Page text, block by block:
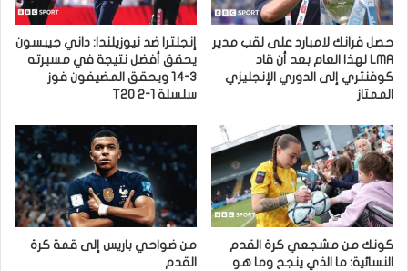
حصل فرانك لامبارد على لقب مدير
LMA لهذا العام بعد أن قاد
كوفنتري إلى الدوري الإنجليزي
الممتاز
إنجلترا ضد نيوزيلندا: داني جيبسون
يحقق أفضل نتيجة في مسيرته
3-14 ويحقق المضيفون فوز
سلسلة T20 2-1
كونك من مشجعي كرة القدم
النسائية: ما الذي ينجح وما هو
من ضواحي باريس إلى قمة كرة
القدم